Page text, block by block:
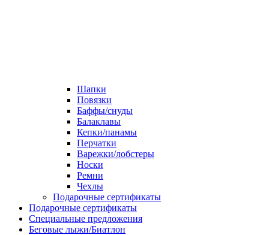
Шапки
Повязки
Баффы/снуды
Балаклавы
Кепки/панамы
Перчатки
Варежки/лобстеры
Носки
Ремни
Чехлы
Подарочные сертификаты
Подарочные сертификаты
Специальные предложения
Беговые лыжи/Биатлон